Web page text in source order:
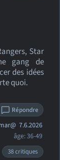
Star
gang de
des idées
quoi.
Répondre
7.6.2026
âge: 36-49
38 critiques